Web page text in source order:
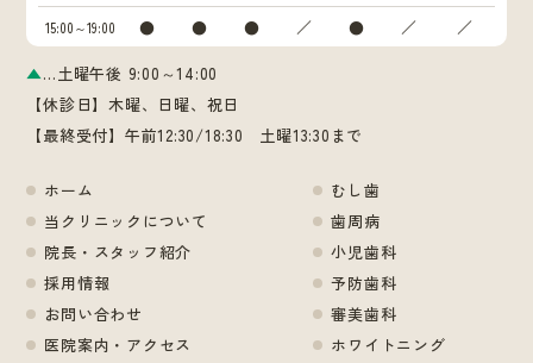
15:00～19:00 ● ● ● ／ ● ／ ／
▲…土曜午後 9:00～14:00
【休診日】木曜、日曜、祝日
【最終受付】午前12:30/18:30 土曜13:30まで
ホーム
当クリニックについて
院長・スタッフ紹介
採用情報
お問い合わせ
医院案内・アクセス
むし歯
歯周病
小児歯科
予防歯科
審美歯科
ホワイトニング